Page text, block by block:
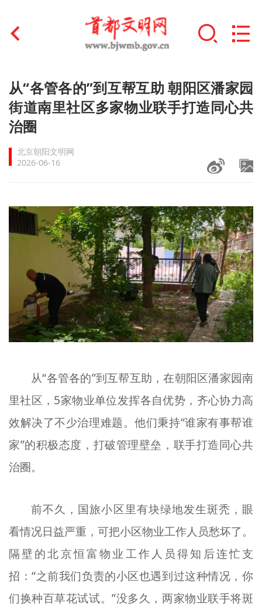
首页
文明创建
+
文明实践
文明培育
+
榜样人物
+
身边好人
文明评论
北京宣传文化引导基金
宣传思想文化人才
+
从“各管各的”到互帮互助 朝阳区潘家园
街道南里社区多家物业联手打造同心共
治圈
北京朝阳文明网
2026-06-16
从“各管各的”到互帮互助，在朝阳区潘家园南
里社区，5家物业单位发挥各自优势，齐心协力高
效解决了不少治理难题。他们秉持“谁家有事帮谁
家”的积极态度，打破管理壁垒，联手打造同心共
治圈。
前不久，国旅小区里有块绿地发生斑秃，眼
看情况日益严重，可把小区物业工作人员愁坏了。
隔壁的北京恒富物业工作人员得知后连忙支
招：“之前我们负责的小区也遇到过这种情况，你
们换种百草花试试。”没多久，两家物业联手将斑